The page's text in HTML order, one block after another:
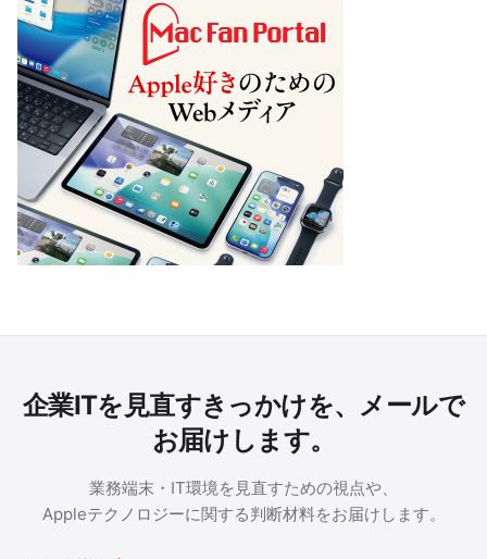
企業ITを見直すきっかけを、メールで
お届けします。
業務端末・IT環境を見直すための視点や、
Appleテクノロジーに関する判断材料をお届けします。